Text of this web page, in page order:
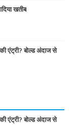
खतीब
एंट्री? बोल्ड अंदाज से
एंट्री? बोल्ड अंदाज से